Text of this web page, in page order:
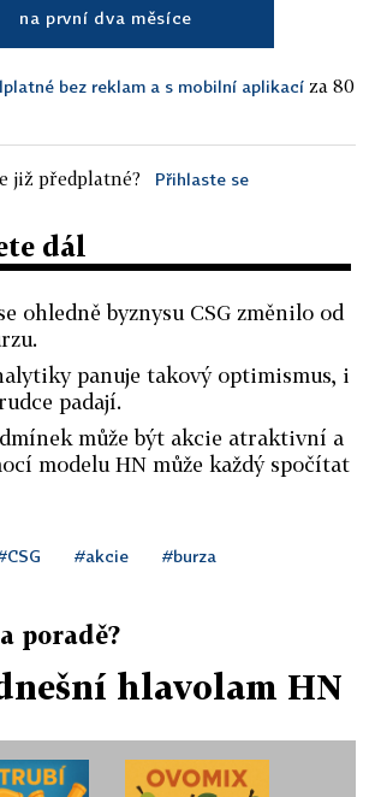
na první dva měsíce
bez reklam a s mobilní aplikací za 80
již předplatné? Přihlaste se
dál
ohledně byznysu CSG změnilo od
panuje takový optimismus, i
padají.
může být akcie atraktivní a
modelu HN může každý spočítat
#akcie #burza
poradě?
hlavolam HN